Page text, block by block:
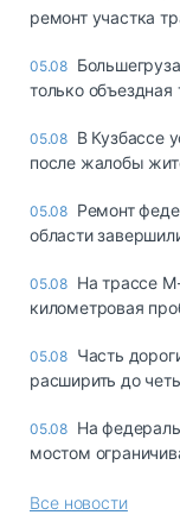
ремонт участка
05.08
только объездная
05.08 В Кузбассе
после жалобы
05.08 Ремонт
области
05.08 На трассе
километровая
05.08 Часть
расширить до
05.08 На
мостом
Все новости